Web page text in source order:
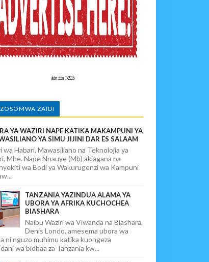
Laana Ya Ardhi Ilipondolewa
Mahaba Iliporudisha Heshima
Ulete
ZAIDI
YA WAZIRI NAPE KATIKA MAKAMPUNI YA
YA SIMU JIJINI DAR ES SALAAM
wa Habari, Mawasiliano na Teknolojia ya
Mhe. Nape Nnauye (Mb) akiagana na
wa Bodi ya Wakurugenzi wa Kampuni
TANZANIA YAZINDUA ALAMA YA
UBORA YA AFRIKA KUCHOCHEA
BIASHARA
Naibu Waziri wa Viwanda na Biashara,
Denis Londo, amesema ubora wa
ni nguzo muhimu katika kuongeza
wa bidhaa za Tanzania kw...